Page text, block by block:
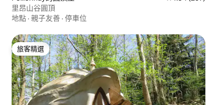
里昂山谷圓頂
地點 · 親子友善 · 停車位
旅客精選
旅客精選